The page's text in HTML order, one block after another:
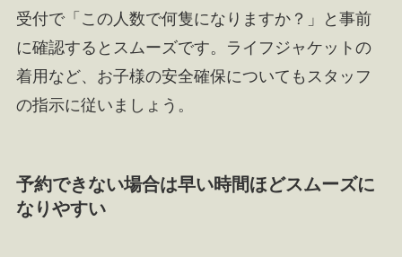
受付で「この人数で何隻になりますか？」と事前
に確認するとスムーズです。ライフジャケットの
着用など、お子様の安全確保についてもスタッフ
の指示に従いましょう。
予約できない場合は早い時間ほどスムーズに
なりやすい